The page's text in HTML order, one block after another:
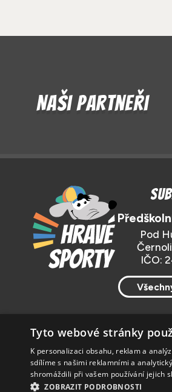
Naši partneři
Pod
IČO:
Předškolní sport s.r.o.
Tyto webové stránky
K personalizaci obsahu, reklam a
sdílíme s našimi reklamními a
shromáždili při vašem používání jejich
ZOBRAZIT PODROBNOSTI